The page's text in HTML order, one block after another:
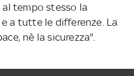
al tempo stesso la
a tutte le differenze. La
nè la sicurezza".